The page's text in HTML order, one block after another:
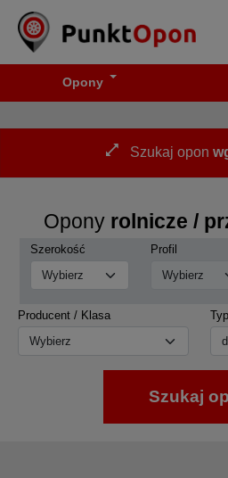
Opony
Szukaj opon
Opony rolnicze /
Szerokość Profil
Producent / Klasa
Wybierz
Szukaj